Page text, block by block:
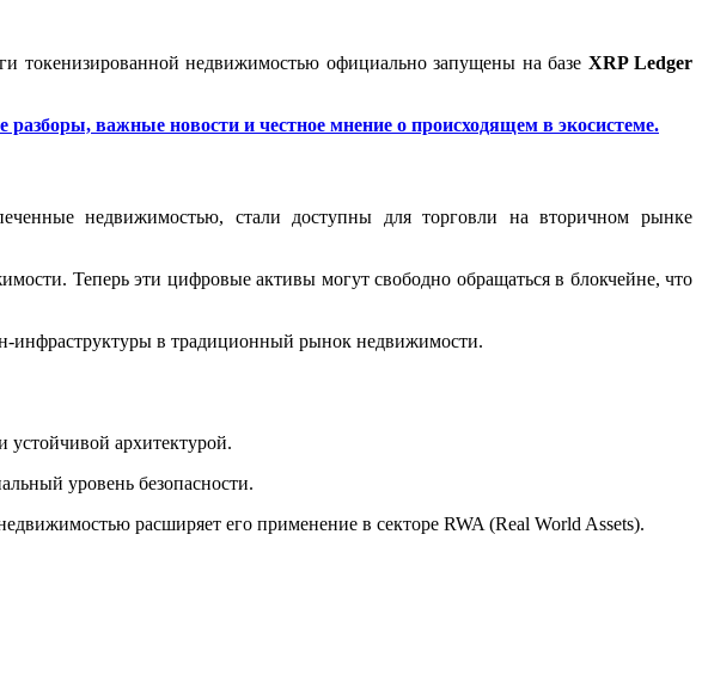
токенизированной недвижимостью официально запущены на базе XRP Ledger
важные новости и честное мнение о происходящем в экосистеме.
недвижимостью, стали доступны для торговли на вторичном рынке
Теперь эти цифровые активы могут свободно обращаться в блокчейне, что
инфраструктуры в традиционный рынок недвижимости.
устойчивой архитектурой.
уровень безопасности.
расширяет его применение в секторе RWA (Real World Assets).